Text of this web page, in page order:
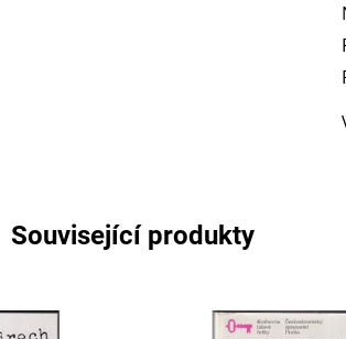
Související produkty